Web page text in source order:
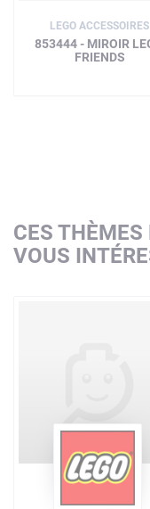
LEGO ACCESSOIRES
853444 - MIROIR
FRIENDS
CES
VOUS